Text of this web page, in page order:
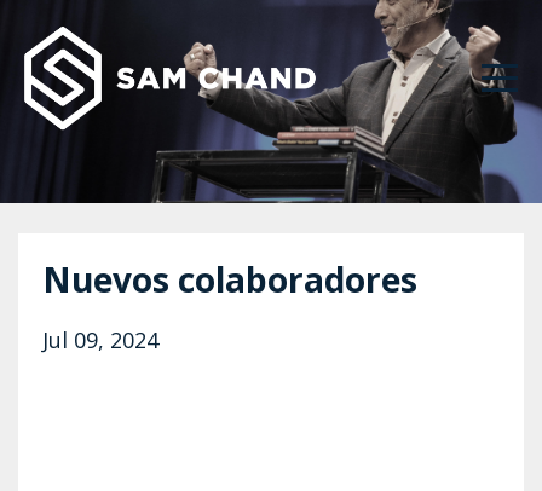
Nuevos colaboradores
Jul 09, 2024